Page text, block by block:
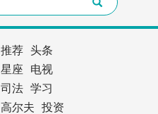
推荐
头条
星座
电视
司法
学习
高尔夫
投资